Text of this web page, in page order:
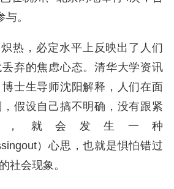
。
热，必定水平上反映出了人们
弃的焦虑心态。清华大学资讯
士生导师沈阳解释，人们在面
假设自己搞不明确，没有跟紧
就会发生一种
）心思，也就是惧怕错过
社会现象。